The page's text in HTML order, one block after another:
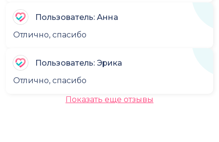
Пользователь: Анна
Отлично, спасибо
Пользователь: Эрика
Отлично, спасибо
Показать еще отзывы